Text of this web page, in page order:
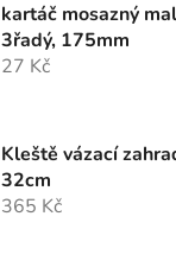
kartáč mosazný
3řadý, 175mm
27 Kč
Kleště vázací
32cm
365 Kč